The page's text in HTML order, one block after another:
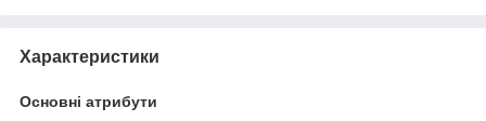
Характеристики
Основні атрибути